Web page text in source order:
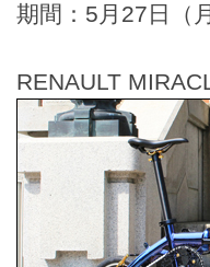
期間：5月27日（
RENAULT